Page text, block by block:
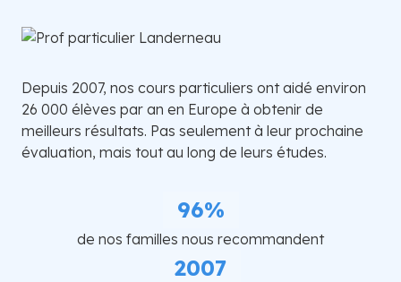
Depuis 2007, nos cours particuliers ont aidé environ
26 000 élèves par an en Europe à obtenir de
meilleurs résultats. Pas seulement à leur prochaine
évaluation, mais tout au long de leurs études.
96%
de nos familles nous recommandent
2007